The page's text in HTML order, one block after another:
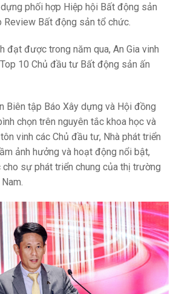
phối hợp Hiệp hội Bất động sản
Review Bất động sản tổ chức.
đạt được trong năm qua, An Gia vinh
10 Chủ đầu tư Bất động sản ấn
Biên tập Báo Xây dựng và Hội đồng
chọn trên nguyên tắc khoa học và
vinh các Chủ đầu tư, Nhà phát triển
ảnh hưởng và hoạt động nổi bật,
sự phát triển chung của thị trường